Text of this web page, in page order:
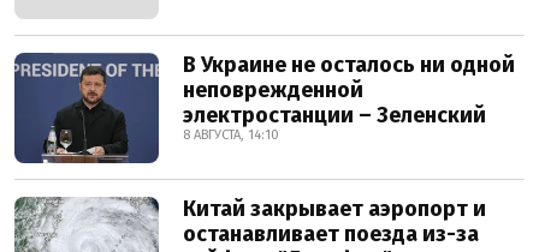
В Украине не осталось ни одной
неповрежденной
электростанции – Зеленский
8 АВГУСТА, 14:10
Китай закрывает аэропорт и
останавливает поезда из-за